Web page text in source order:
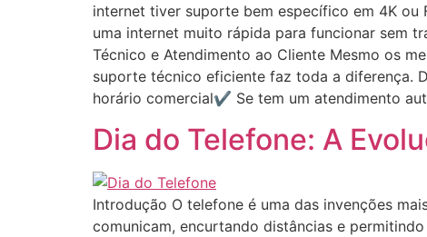
internet tiver suporte bem específico em 4K
uma internet muito rápida para funcionar sem
Técnico e Atendimento ao Cliente Mesmo os
suporte técnico eficiente faz toda a diferença.
horário comercial✔ Se tem um atendimento
Dia do Telefone: A
Introdução O telefone é uma das invenções
comunicam, encurtando distâncias e